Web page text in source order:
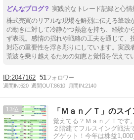
実践的なトレード記録と心情
株式売買のリアルな現場を鮮烈に伝える筆致
の動きに対して冷静かつ熱意を持ち、経験か
ず表現。感情の揺れや戦略の工夫を通じて、
対応の重要性を浮き彫りにしています。実践
荒波を乗り越えるための知恵と覚悟を伝えて
2047162 51
週間IN:620 週間OUT:8610 月間IN:2140
13 「Ｍａｎ／Ｔ」のス
覚えてる？Ｍａｎ／Ｔです
２階建てフルスイング戦法
グゲット！今年は株益1,000